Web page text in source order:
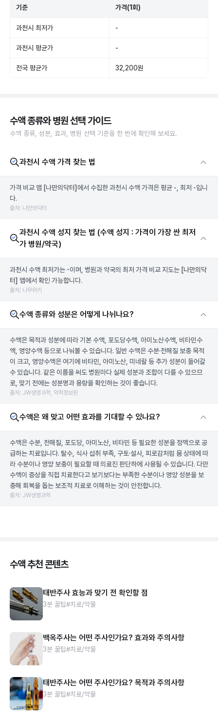
기준 가격(1회)
과천시 최저가 -
과천시 평균가 -
전국 평균가 32,200원
수액 종류와 병원 선택 가이드
수액 종류, 성분, 효과, 병원 선택 기준을 한 번에 확인해 보세요.
과천시 수액 가격 찾는 법
가격 비교 앱 [나만의닥터] 에서 수집한 과천시 수액 가격은 평균 -, 최저 -입니
다.
출처: 나만의닥터
과천시 수액 성지 찾는 법 (수액 성지 : 가격이 가장 싼 최저
가 병원/약국)
과천시 수액 최저가는 -이며, 병원과 약국의 최저 가격 비교 지도는 [나만의닥
터] 앱에서 확인 가능합니다.
출처: 나무위키
수액 종류와 성분은 어떻게 나뉘나요?
수액은 목적과 성분에 따라 기본 수액, 포도당수액, 아미노산수액, 비타민수
액, 영양수액 등으로 나눠볼 수 있습니다. 일반 수액은 수분·전해질 보충 목적
이 크고, 영양수액은 여기에 비타민, 아미노산, 미네랄 등 추가 성분이 들어갈
수 있습니다. 같은 이름을 써도 병원마다 실제 성분과 조합이 다를 수 있으므
로, 맞기 전에는 성분명과 용량을 확인하는 것이 좋습니다.
출처: JW생명과학, 약학정보원
수액은 왜 맞고 어떤 효과를 기대할 수 있나요?
수액은 수분, 전해질, 포도당, 아미노산, 비타민 등 필요한 성분을 정맥으로 공
급하는 치료입니다. 탈수, 식사 섭취 부족, 구토·설사, 피로감처럼 몸 상태에 따
라 수분이나 영양 보충이 필요할 때 의료진 판단하에 사용될 수 있습니다. 다만
수액이 증상을 직접 치료한다고 보기보다는 부족한 수분이나 영양 성분을 보
충해 회복을 돕는 보조적 치료로 이해하는 것이 안전합니다.
출처: JW생명과학
수액 추천 콘텐츠
태반주사 효능과 맞기 전 확인할 점
3분 꿀팁#치료/약물
백옥주사는 어떤 주사인가요? 효과와 주의사항
3분 꿀팁#치료/약물
태반주사는 어떤 주사인가요? 목적과 주의사항
3분 꿀팁#치료/약물